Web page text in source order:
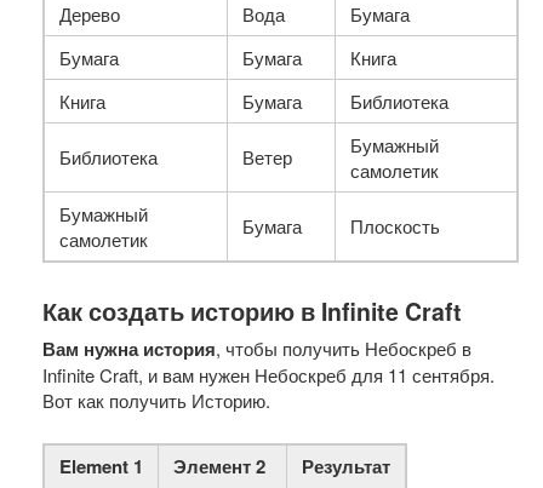
Дерево
Вода
Бумага
Бумага
Бумага
Книга
Книга
Бумага Библиотека
Библиотека Ветер
Бумажный
самолетик
Бумажный
самолетик
Бумага Плоскость
Как создать историю в Infinite Craft
Вам нужна история, чтобы получить Небоскреб в
Infinite Craft, и вам нужен Небоскреб для 11 сентября.
Вот как получить Историю.
Element 1 Элемент 2 Результат